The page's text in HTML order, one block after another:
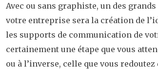
Avec ou sans graphiste, un des
votre entreprise sera la création de
les supports de communication de
certainement une étape que vous
ou à l’inverse, celle que vous